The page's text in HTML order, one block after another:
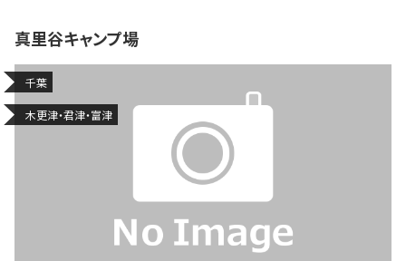
真里谷キャンプ場
千葉
木更津・君津・富津